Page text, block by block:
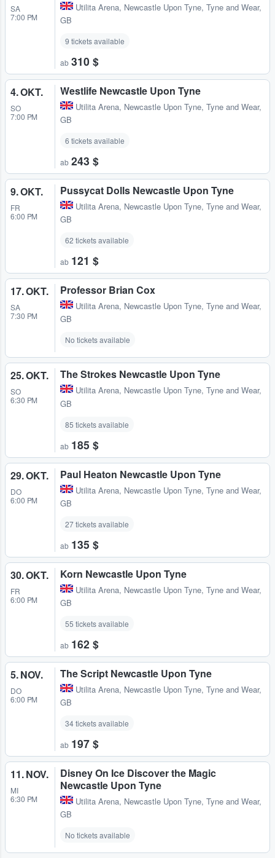
SA
7:00 PM
Utilita Arena, Newcastle Upon Tyne, Tyne and Wear,
GB
9 tickets available
ab 310 $
4. OKT.
SO
7:00 PM
Westlife Newcastle Upon Tyne
Utilita Arena, Newcastle Upon Tyne, Tyne and Wear,
GB
6 tickets available
ab 243 $
9. OKT.
FR
6:00 PM
Pussycat Dolls Newcastle Upon Tyne
Utilita Arena, Newcastle Upon Tyne, Tyne and Wear,
GB
62 tickets available
ab 121 $
17. OKT.
SA
7:30 PM
Professor Brian Cox
Utilita Arena, Newcastle Upon Tyne, Tyne and Wear,
GB
No tickets available
25. OKT.
SO
6:30 PM
The Strokes Newcastle Upon Tyne
Utilita Arena, Newcastle Upon Tyne, Tyne and Wear,
GB
85 tickets available
ab 185 $
29. OKT.
DO
6:00 PM
Paul Heaton Newcastle Upon Tyne
Utilita Arena, Newcastle Upon Tyne, Tyne and Wear,
GB
27 tickets available
ab 135 $
30. OKT.
FR
6:00 PM
Korn Newcastle Upon Tyne
Utilita Arena, Newcastle Upon Tyne, Tyne and Wear,
GB
55 tickets available
ab 162 $
5. NOV.
DO
6:00 PM
The Script Newcastle Upon Tyne
Utilita Arena, Newcastle Upon Tyne, Tyne and Wear,
GB
34 tickets available
ab 197 $
11. NOV.
MI
6:30 PM
Disney On Ice Discover the Magic
Newcastle Upon Tyne
Utilita Arena, Newcastle Upon Tyne, Tyne and Wear,
GB
No tickets available